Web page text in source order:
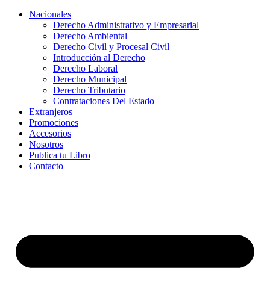
Nacionales
Derecho Administrativo y Empresarial
Derecho Ambiental
Derecho Civil y Procesal Civil
Introducción al Derecho
Derecho Laboral
Derecho Municipal
Derecho Tributario
Contrataciones Del Estado
Extranjeros
Promociones
Accesorios
Nosotros
Publica tu Libro
Contacto